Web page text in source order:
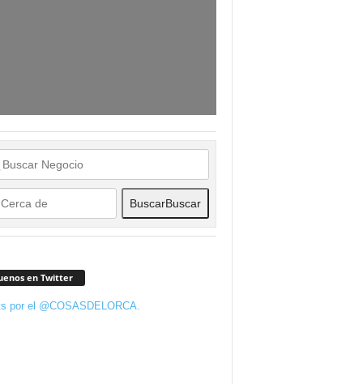
BuscarBuscar
en Twitter
por el @COSASDELORCA.